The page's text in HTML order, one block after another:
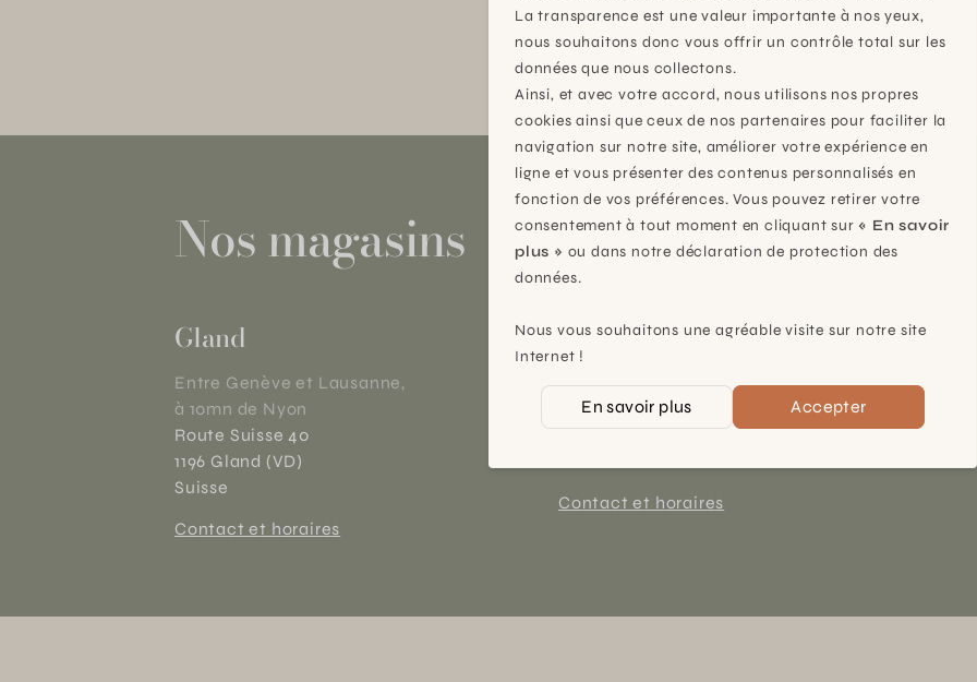
Nos magasins
Gland
Entre Genève et Lausanne,
à 10mn de Nyon
Route Suisse 40
1196 Gland (VD)
Suisse
Contact et horaires
Plan-les-Ouates
À 15mn du centre de Genève
Chemin des Charrotons 25
1228 Plan-les-Ouates (GE)
Contact et horaires
La transparence est une valeur importante à nos yeux,
nous souhaitons donc vous offrir un contrôle total sur les
données que nous collectons.
Ainsi, et avec votre accord, nous utilisons nos propres
cookies ainsi que ceux de nos partenaires pour faciliter la
navigation sur notre site, améliorer votre expérience en
ligne et vous présenter des contenus personnalisés en
fonction de vos préférences. Vous pouvez retirer votre
consentement à tout moment en cliquant sur « En savoir
plus » ou dans notre déclaration de protection des
données.
Nous vous souhaitons une agréable visite sur notre site
Internet !
En savoir plus Accepter